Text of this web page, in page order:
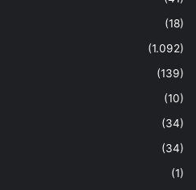
(18)
(1.092)
(139)
(10)
(34)
(34)
(1)